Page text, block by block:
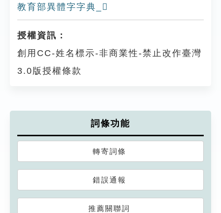
教育部異體字字典_𪒩
授權資訊：
創用CC-姓名標示-非商業性-禁止改作臺灣
3.0版授權條款
詞條功能
轉寄詞條
錯誤通報
推薦關聯詞